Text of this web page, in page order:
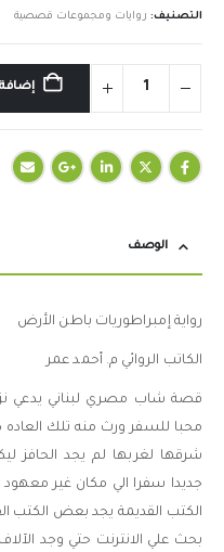
التصنيف: روايات ومجموعات قصصية
الوصف
رواية إمبراطوريات باطن الأرض
الكاتب الروائي م. أحمد عمر
قصة شاب مصري لبناني يدعي
محبا للسفر ورث منه تلك
شرقها لغربها لم يجد الحافز
جديدا سفرا الي مكان غير
الكتب القديمة يجد بعض الكتب
بحث علي الانترنت حتي وجد